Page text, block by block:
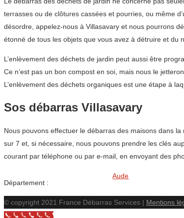
terrasses ou de clôtures cassées et pourries, ou même
désordre, appelez-nous à Villasavary et nous pourrons
étonné de tous les objets que vous avez à détruire et du
L’enlèvement des déchets de jardin peut aussi être
Ce n’est pas un bon compost en soi, mais nous le
L’enlèvement des déchets organiques est une étape à
Sos débarras Villasavary
Nous pouvons effectuer le débarras des maisons dans
sur 7 et, si nécessaire, nous pouvons prendre les clés
courant par téléphone ou par e-mail, en envoyant des
Département :
Aude
© copyright 2021 France Débarras Services | Mentions
Call Now Button